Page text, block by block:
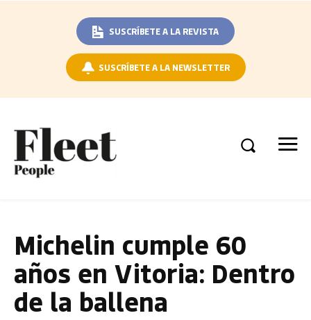
SUSCRÍBETE A LA REVISTA
SUSCRÍBETE A LA NEWSLETTER
Michelin cumple 60
años en Vitoria: Dentro
de la ballena